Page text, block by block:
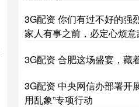
3G配资 你们有过不好的强
家人有事之前，必定心烦意
3G配资 合肥这场盛宴，藏
3G配资 中央网信办部署开
用乱象”专项行动